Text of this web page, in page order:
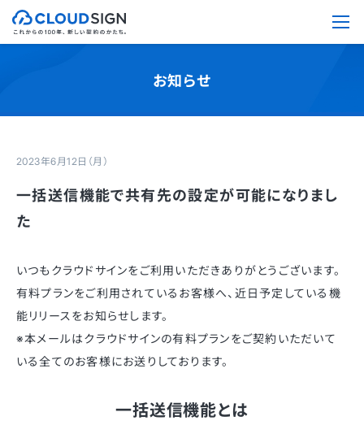
お知らせ
2023年6月12日（月）
一括送信機能で共有先の設定が可能になりまし
た
いつもクラウドサインをご利用いただきありがとうございます。
有料プランをご利用されているお客様へ、近日予定している機
能リリースをお知らせします。
※本メールはクラウドサインの有料プランをご契約いただいて
いる全てのお客様にお送りしております。
一括送信機能とは